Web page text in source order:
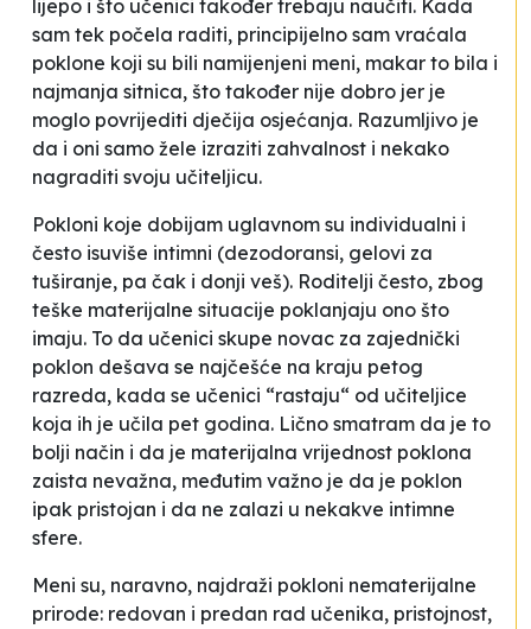
lijepo i što učenici također trebaju naučiti. Kada
sam tek počela raditi, principijelno sam vraćala
poklone koji su bili namijenjeni meni, makar to bila i
najmanja sitnica, što također nije dobro jer je
moglo povrijediti dječija osjećanja. Razumljivo je
da i oni samo žele izraziti zahvalnost i nekako
nagraditi svoju učiteljicu.
Pokloni koje dobijam uglavnom su individualni i
često isuviše intimni (dezodoransi, gelovi za
tuširanje, pa čak i donji veš). Roditelji često, zbog
teške materijalne situacije poklanjaju ono što
imaju. To da učenici skupe novac za zajednički
poklon dešava se najčešće na kraju petog
razreda, kada se učenici “rastaju“ od učiteljice
koja ih je učila pet godina. Lično smatram da je to
bolji način i da je materijalna vrijednost poklona
zaista nevažna, međutim važno je da je poklon
ipak pristojan i da ne zalazi u nekakve intimne
sfere.
Meni su, naravno, najdraži pokloni nematerijalne
prirode: redovan i predan rad učenika, pristojnost,